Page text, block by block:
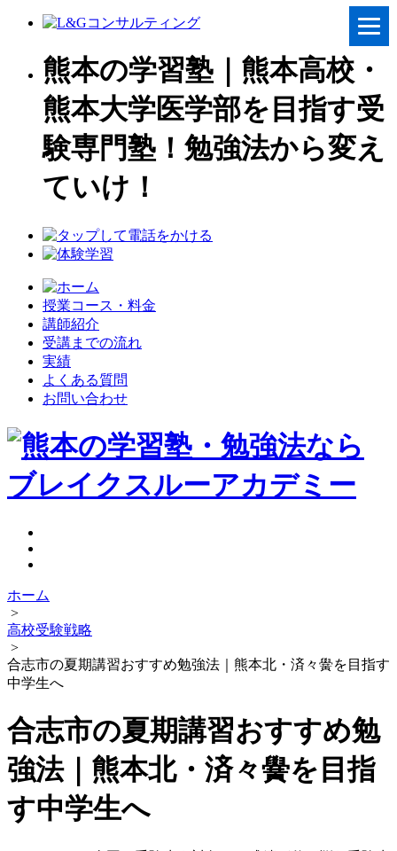
熊本の学習塾｜熊本高校・
熊本大学医学部を目指す受
験専門塾！勉強法から変え
ていけ！
授業コース・料金
講師紹介
受講までの流れ
実績
よくある質問
お問い合わせ
ホーム
>
高校受験戦略
>
合志市の夏期講習おすすめ勉強法｜熊本北・済々黌を目指す
中学生へ
合志市の夏期講習おすすめ勉
強法｜熊本北・済々黌を目指
す中学生へ